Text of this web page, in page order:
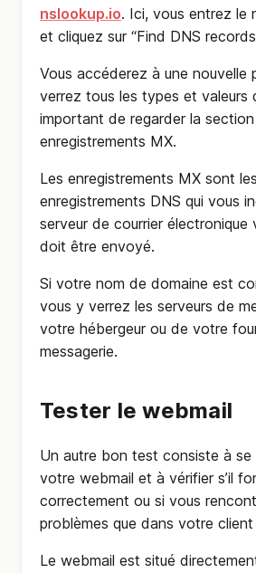
nslookup.io. Ici, vous entrez le
et cliquez sur “Find DNS
Vous accéderez à une nouvelle
verrez tous les types et valeurs
important de regarder la
enregistrements MX.
Les enregistrements MX sont les
enregistrements DNS qui vous
serveur de courrier électronique
doit être envoyé.
Si votre nom de domaine est
vous y verrez les serveurs de
votre hébergeur ou de votre
messagerie.
Tester le webmail
Un autre bon test consiste à
votre webmail et à vérifier s’il
correctement ou si vous
problèmes que dans votre client
Le webmail est situé